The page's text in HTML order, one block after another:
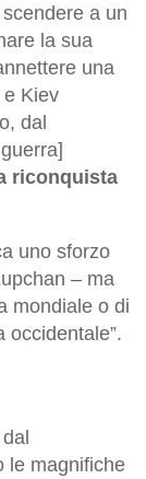
a un
la sua
una
e Kiev
dal
riconquista
uno sforzo
– ma
mondiale o di
occidentale”.
le magnifiche